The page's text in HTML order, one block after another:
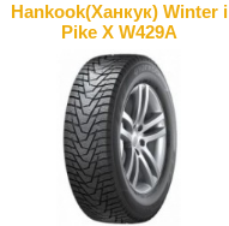
Hankook(Ханкук) Winter i
Pike X W429A